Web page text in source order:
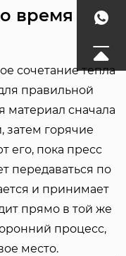
время
сочетание тепла
правильной
сначала
затем горячие
его, пока пресс
передаваться по
и принимает
прямо в той же
процесс,
место.